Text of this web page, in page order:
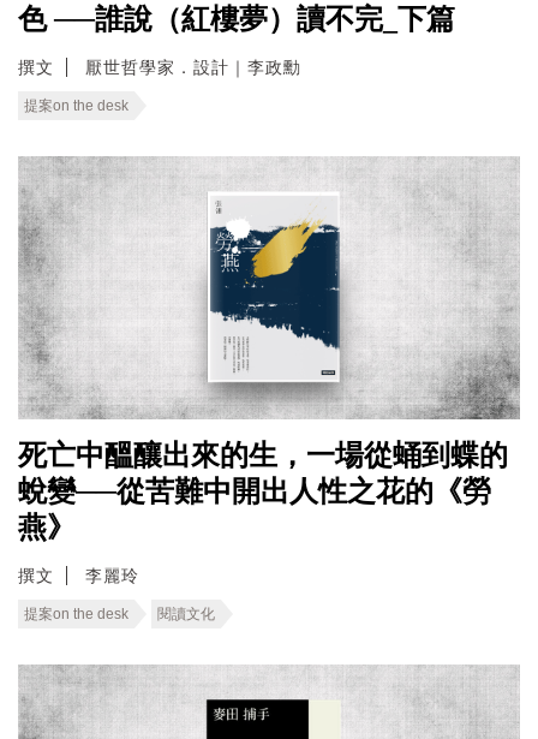
色 ──誰說（紅樓夢）讀不完_下篇
撰文 厭世哲學家．設計｜李政勳
提案on the desk
死亡中醞釀出來的生，一場從蛹到蝶的
蛻變──從苦難中開出人性之花的《勞
燕》
撰文 李麗玲
提案on the desk 閱讀文化